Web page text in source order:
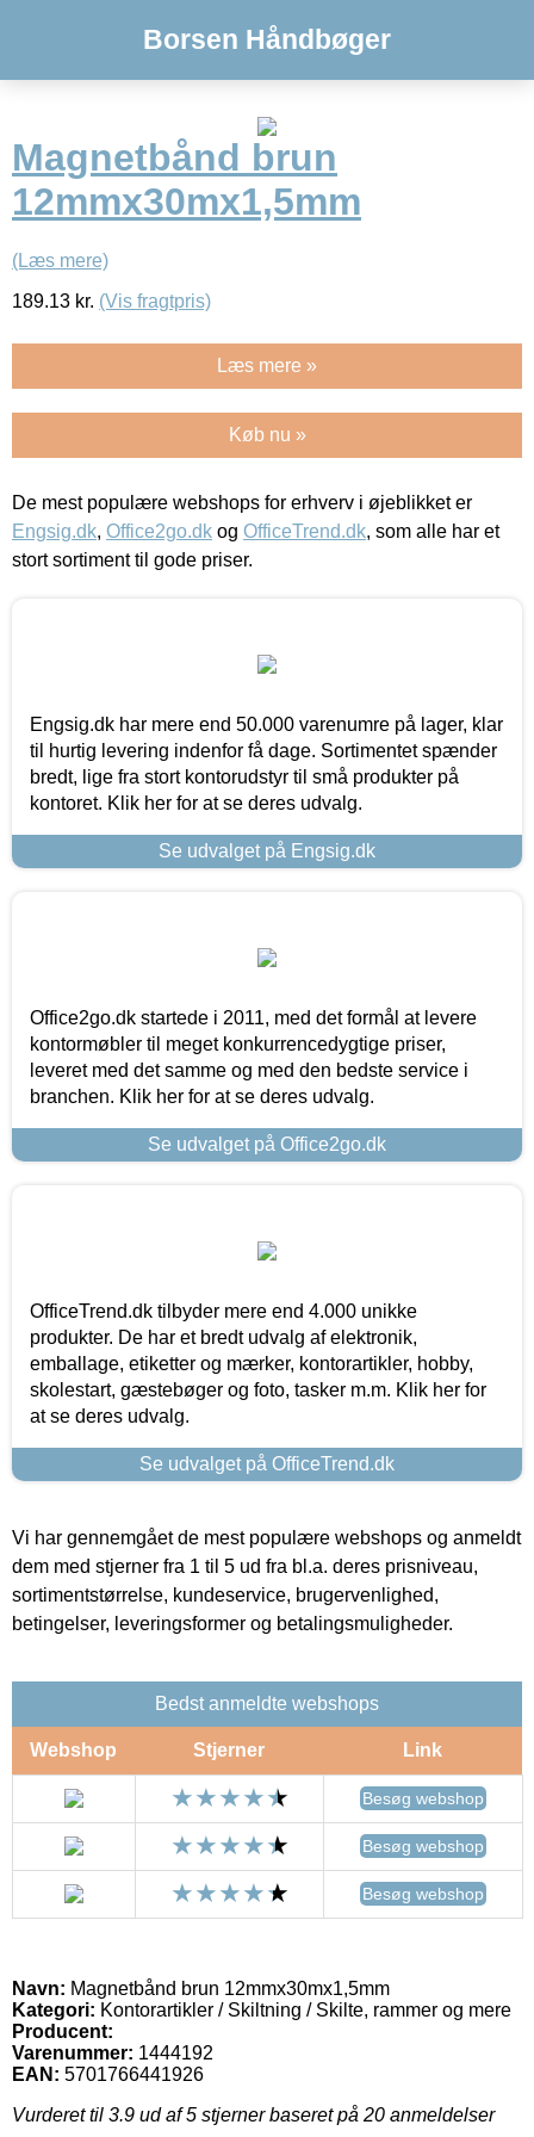
Borsen Håndbøger
Magnetbånd brun
12mmx30mx1,5mm
(Læs mere)
189.13 kr. (Vis fragtpris)
Læs mere »
Køb nu »
De mest populære webshops for erhverv i øjeblikket er
Engsig.dk, Office2go.dk og OfficeTrend.dk, som alle har et
stort sortiment til gode priser.
Engsig.dk har mere end 50.000 varenumre på lager, klar
til hurtig levering indenfor få dage. Sortimentet spænder
bredt, lige fra stort kontorudstyr til små produkter på
kontoret. Klik her for at se deres udvalg.
Se udvalget på Engsig.dk
Office2go.dk startede i 2011, med det formål at levere
kontormøbler til meget konkurrencedygtige priser,
leveret med det samme og med den bedste service i
branchen. Klik her for at se deres udvalg.
Se udvalget på Office2go.dk
OfficeTrend.dk tilbyder mere end 4.000 unikke
produkter. De har et bredt udvalg af elektronik,
emballage, etiketter og mærker, kontorartikler, hobby,
skolestart, gæstebøger og foto, tasker m.m. Klik her for
at se deres udvalg.
Se udvalget på OfficeTrend.dk
Vi har gennemgået de mest populære webshops og anmeldt
dem med stjerner fra 1 til 5 ud fra bl.a. deres prisniveau,
sortimentstørrelse, kundeservice, brugervenlighed,
betingelser, leveringsformer og betalingsmuligheder.
Bedst anmeldte webshops
Webshop Stjerner Link
Besøg webshop
Besøg webshop
Besøg webshop
Navn: Magnetbånd brun 12mmx30mx1,5mm
Kategori: Kontorartikler / Skiltning / Skilte, rammer og mere
Producent:
Varenummer: 1444192
EAN: 5701766441926
Vurderet til 3.9 ud af 5 stjerner baseret på 20 anmeldelser